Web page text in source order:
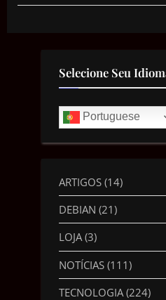
Selecione Seu
Portuguese
ARTIGOS (14)
DEBIAN (21)
LOJA(3)
NOTÍCIAS (111)
TECNOLOGIA (224)